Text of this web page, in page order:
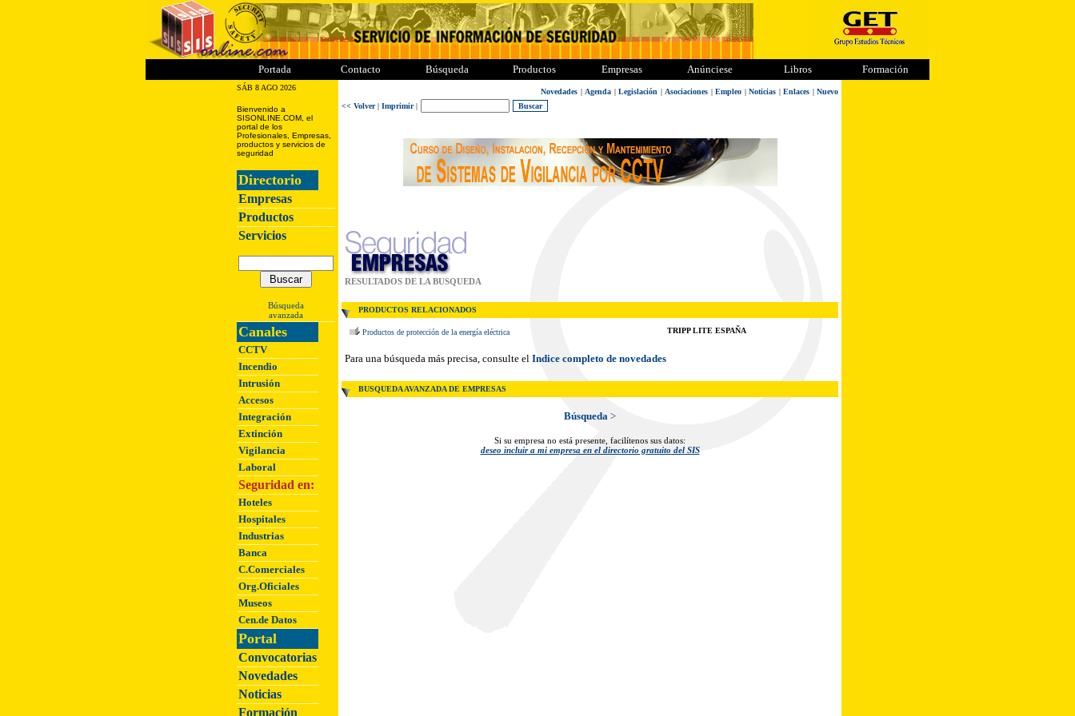
Portada Contacto Búsqueda Productos Empresas Anúnciese Libros Formación
SÁB 8 AGO 2026
Bienvenido a
SISONLINE.COM, el
portal de los
Profesionales, Empresas,
productos y servicios de
seguridad
Directorio
Empresas
Productos
Servicios
Búsqueda
avanzada
Canales
CCTV
Incendio
Intrusión
Accesos
Integración
Extinción
Vigilancia
Laboral
Seguridad en:
Hoteles
Hospitales
Industrias
Banca
C.Comerciales
Org.Oficiales
Museos
Cen.de Datos
Portal
Convocatorias
Novedades
Noticias
Formación
Novedades | Agenda | Legislación | Asociaciones | Empleo | Noticias | Enlaces | Nuevo
<< Volver| Imprimir|
RESULTADOS DE LA BUSQUEDA
PRODUCTOS RELACIONADOS
Productos de protección de la energía eléctrica TRIPP LITE ESPAÑA
Para una búsqueda más precisa, consulte el Indice completo de novedades
BUSQUEDA AVANZADA DE EMPRESAS
Búsqueda >
Si su empresa no está presente, facilítenos sus datos:
deseo incluir a mi empresa en el directorio gratuito del SIS